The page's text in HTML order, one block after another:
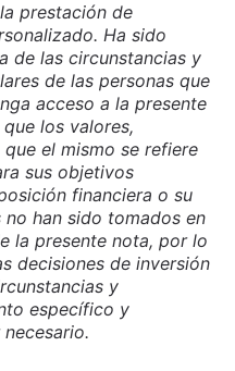
prestación de
Ha sido
de las circunstancias y
de las personas que
acceso a la presente
los valores,
el mismo se refiere
sus objetivos
financiera o su
han sido tomados en
la presente nota, por lo
decisiones de inversión
y
específico y